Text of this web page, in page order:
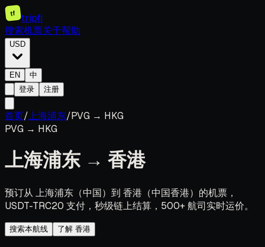
tf
tripfi
搜索机票关于帮助
USD
EN
中
登录
注册
首页/上海浦东/PVG → HKG
PVG → HKG
上海浦东 → 香港
预订从 上海浦东（中国）到 香港（中国香港）的机票，
USDT-TRC20 支付，秒级链上结算，500+ 航司实时运价。
搜索本航线 了解 香港